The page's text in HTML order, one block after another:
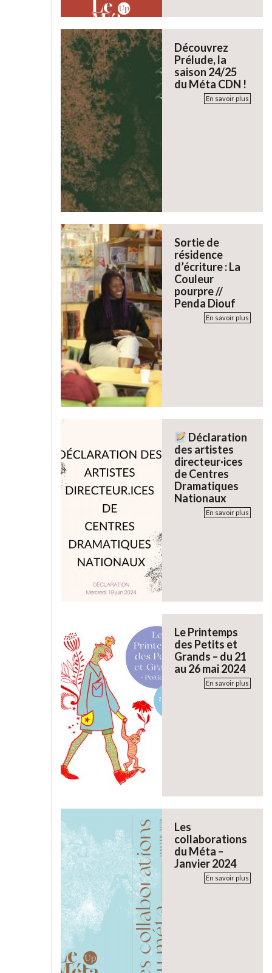
Découvrez
Prélude, la
saison 24/25
du Méta CDN !
En savoir plus
Sortie de
résidence
d’écriture : La
Couleur
pourpre //
Penda Diouf
En savoir plus
Déclaration
des artistes
directeur·ices
de Centres
Dramatiques
Nationaux
En savoir plus
Le Printemps
des Petits et
Grands – du 21
au 26 mai 2024
En savoir plus
Les
collaborations
du Méta –
Janvier 2024
En savoir plus